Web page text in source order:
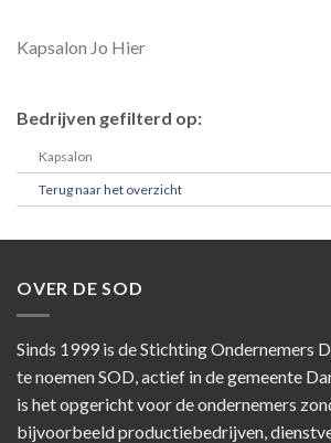
Kapsalon Jo Hier
Bedrijven gefilterd op:
Kapsalon
Terug naar het overzicht
OVER DE SOD
Sinds 1999 is de Stichting Ondernemers
te noemen SOD, actief in de gemeente
is het opgericht voor de ondernemers
bijvoorbeeld productiebedrijven,